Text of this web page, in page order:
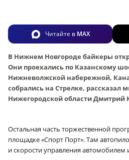
Читайте в MAX
В Нижнем Новгороде байкеры
Они проехались по Казанскому
Нижневолжской набережной,
собрались на Стрелке, рассказал
Нижегородской области Дмитрий
Остальная часть торжественной
площадке «Спорт Порт». Там
и скорости управления